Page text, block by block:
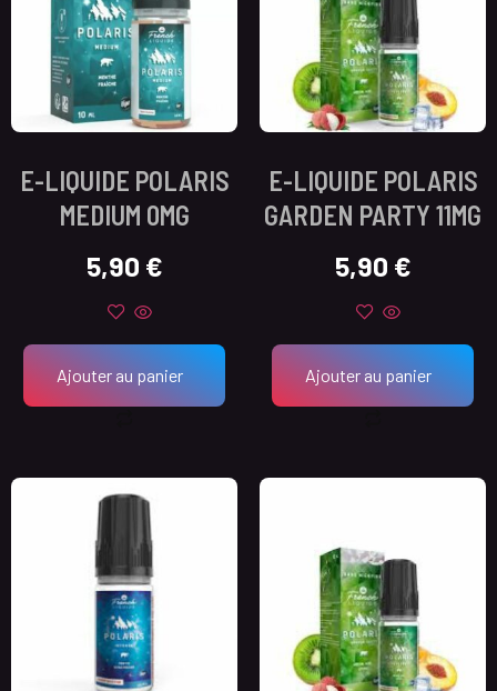
E-LIQUIDE POLARIS
MEDIUM 0MG
5,90 €
Ajouter au panier
E-LIQUIDE POLARIS
GARDEN PARTY 11MG
5,90 €
Ajouter au panier